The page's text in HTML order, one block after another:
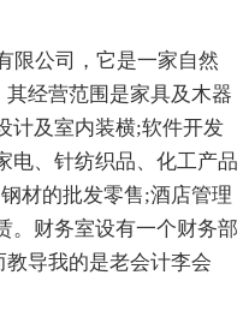
限公司，它是一家自然
经营范围是家具及木器
计及室内装横;软件开发
电、针纺织品、化工产品
材的批发零售;酒店管理
。财务室设有一个财务部
导我的是老会计李会